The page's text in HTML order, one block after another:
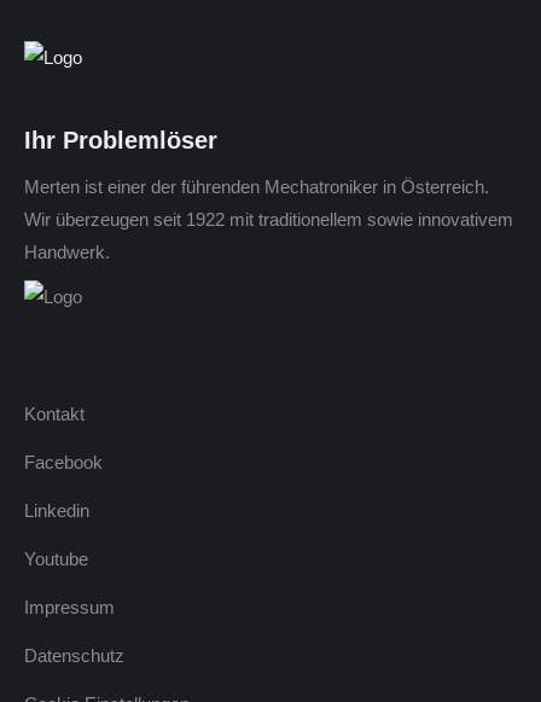
Ihr Problemlöser
Merten ist einer der führenden Mechatroniker in Österreich.
Wir überzeugen seit 1922 mit traditionellem sowie innovativem
Handwerk.
Kontakt
Facebook
Linkedin
Youtube
Impressum
Datenschutz